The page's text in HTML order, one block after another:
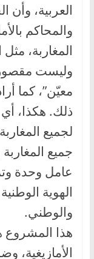
العربية، وأن
والمحاكم
المغاربة،
وليست
معيّن”، كما
ذلك. هكذا، أي
لجميع
جميع المغاربة
عامل وحدة
الهوية
والوطني.
هذا المشروع
الأمازيغية،